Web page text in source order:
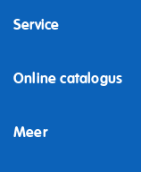
Service
Online catalogus
Meer